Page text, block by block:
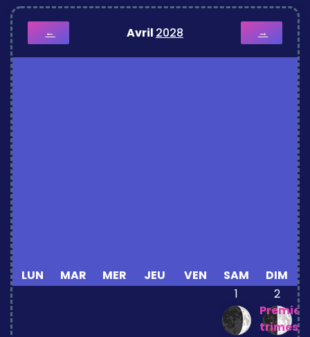
← Avril 2028 →
LUN MAR MER JEU VEN SAM
DIM
1
2
Premier